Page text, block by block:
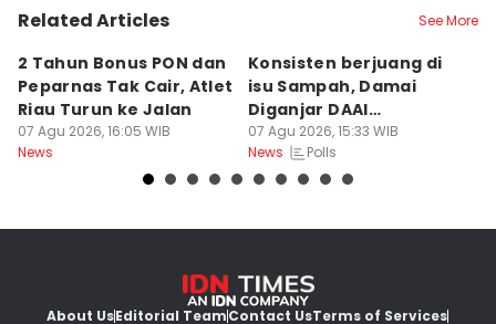
Related Articles See More
2 Tahun Bonus PON dan
Peparnas Tak Cair, Atlet
Riau Turun ke Jalan
07 Agu 2026, 16:05 WIB
News
Konsisten berjuang di
isu Sampah, Damai
Diganjar DAAI
Inspiration Award 2026
07 Agu 2026, 15:33 WIB
News
Polls
About UsEditorial TeamContact UsTerms of Services